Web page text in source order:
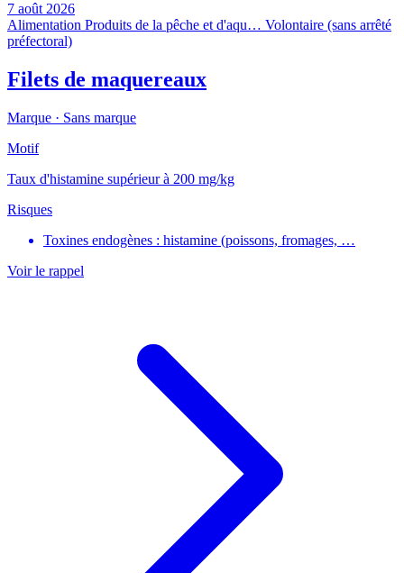
7 août 2026
Alimentation Produits de la pêche et d'aqu… Volontaire (sans arrêté
préfectoral)
Filets de maquereaux
Marque · Sans marque
Motif
Taux d'histamine supérieur à 200 mg/kg
Risques
Toxines endogènes : histamine (poissons, fromages, …
Voir le rappel